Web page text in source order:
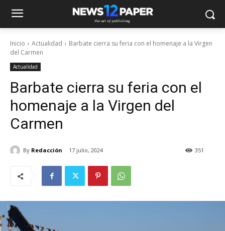
Inicio Actualidad
Barbate cierra su feria con el homenaje a la Virgen
del Carmen
Actualidad
Barbate cierra su feria con el
homenaje a la Virgen del
Carmen
By Redacción 17 julio, 2024 351